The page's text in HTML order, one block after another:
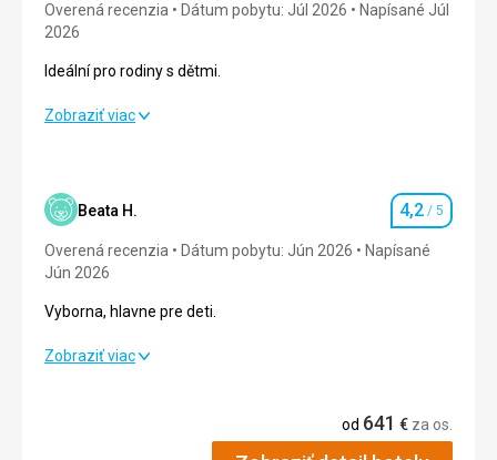
Overená recenzia Dátum pobytu: Júl 2026
Napísané Júl
2026
Ideální pro rodiny s dětmi.
Ideální pro rodiny s dětmi.
Ubytovanie 5,0/ 5
Okolie 5,0
Zobraziť viac
Beata H. Hodnotenie
4,2 / 5
Overená recenzia Dátum pobytu: Jún 2026
Napísané
Jún 2026
Vyborna, hlavne pre deti.
Vyborna, hlavne pre deti.
4,0/ 5
Zobraziť viac
od 641 € za os.